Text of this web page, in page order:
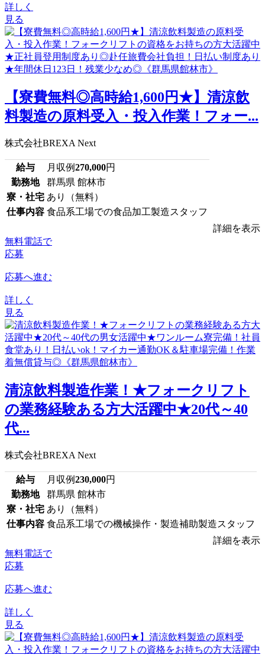
詳しく
見る
【寮費無料◎高時給1,600円★】清涼飲
料製造の原料受入・投入作業！フォー...
株式会社BREXA Next
給与 月収例270,000円
勤務地
群馬県 館林市
寮・社宅 あり（無料）
仕事内容 食品系工場での食品加工製造スタッフ
詳細を表示
無料電話で
応募
応募へ進む
詳しく
見る
清涼飲料製造作業！★フォークリフト
の業務経験ある方大活躍中★20代～40
代...
株式会社BREXA Next
給与 月収例230,000円
勤務地
群馬県 館林市
寮・社宅 あり（無料）
仕事内容 食品系工場での機械操作・製造補助製造スタッフ
詳細を表示
無料電話で
応募
応募へ進む
詳しく
見る